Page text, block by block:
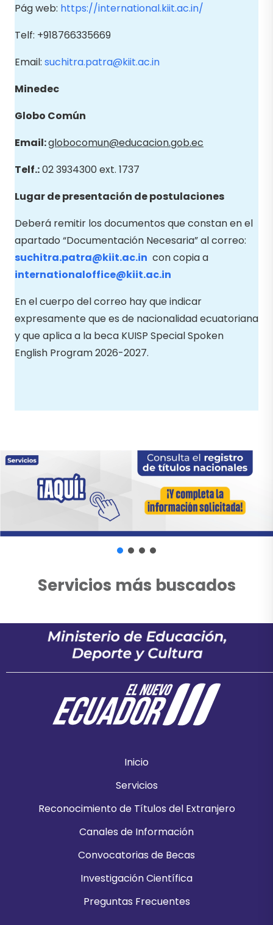
Pág web: https://international.kiit.ac.in/
Telf: +918766335669
Email: suchitra.patra@kiit.ac.in
Minedec
Globo Común
Email:globocomun@educacion.gob.ec
Telf.:02 3934300 ext. 1737
Lugar de presentación de postulaciones
Deberá remitir los documentos que constan en el
apartado “Documentación Necesaria” al correo:
suchitra.patra@kiit.ac.in con copia a
internationaloffice@kiit.ac.in
En el cuerpo del correo hay que indicar
expresamente que es de nacionalidad ecuatoriana
y que aplica a la beca KUISP Special Spoken
English Program 2026-2027.
Servicios más buscados
Inicio
Servicios
Reconocimiento de Títulos del Extranjero
Canales de Información
Convocatorias de Becas
Investigación Científica
Preguntas Frecuentes